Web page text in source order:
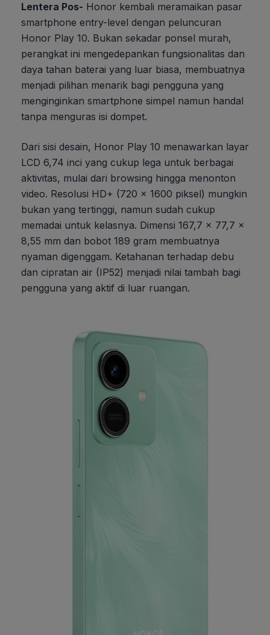
Lentera Pos- Honor kembali meramaikan pasar
smartphone entry-level dengan peluncuran
Honor Play 10. Bukan sekadar ponsel murah,
perangkat ini mengedepankan fungsionalitas dan
daya tahan baterai yang luar biasa, membuatnya
menjadi pilihan menarik bagi pengguna yang
menginginkan smartphone simpel namun handal
tanpa menguras isi dompet.
Dari sisi desain, Honor Play 10 menawarkan layar
LCD 6,74 inci yang cukup lega untuk berbagai
aktivitas, mulai dari browsing hingga menonton
video. Resolusi HD+ (720 x 1600 piksel) mungkin
bukan yang tertinggi, namun sudah cukup
memadai untuk kelasnya. Dimensi 167,7 x 77,7 x
8,55 mm dan bobot 189 gram membuatnya
nyaman digenggam. Ketahanan terhadap debu
dan cipratan air (IP52) menjadi nilai tambah bagi
pengguna yang aktif di luar ruangan.